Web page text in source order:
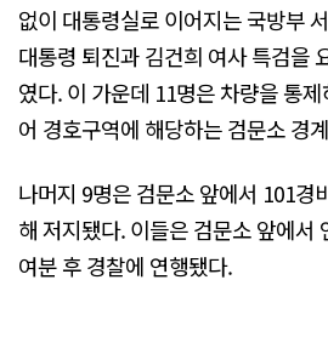
없이 대통령실로 이어지는 국방부
대통령 퇴진과 김건희 여사 특검을
였다. 이 가운데 11명은 차량을 통
어 경호구역에 해당하는 검문소 경
나머지 9명은 검문소 앞에서 101경
해 저지됐다. 이들은 검문소 앞에서
여분 후 경찰에 연행됐다.